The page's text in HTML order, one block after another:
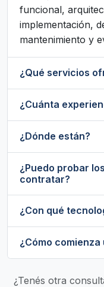
funcional,
implementación,
mantenimiento y
¿Qué servicios
¿Cuánta
¿Dónde están?
¿Puedo probar
contratar?
¿Con qué
¿Cómo
¿Tenés otra